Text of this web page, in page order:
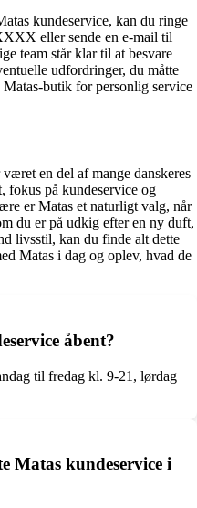
kundeservice, kan du ringe
eller sende en e-mail til
team står klar til at besvare
udfordringer, du måtte
butik for personlig service
en del af mange danskeres
fokus på kundeservice og
er Matas et naturligt valg, når
du er på udkig efter en ny duft,
livsstil, kan du finde alt dette
Matas i dag og oplev, hvad de
åbent?
til fredag kl. 9-21, lørdag
Matas kundeservice i